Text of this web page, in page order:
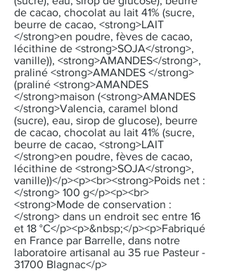
de cacao, chocolat au lait 41% (sucre,
beurre de cacao, <strong>LAIT
</strong>en poudre, fèves de cacao,
lécithine de <strong>SOJA</strong>,
vanille)), <strong>AMANDES</strong>,
praliné <strong>AMANDES </strong>
(praliné <strong>AMANDES
</strong>maison (<strong>AMANDES
</strong>Valencia, caramel blond
(sucre), eau, sirop de glucose), beurre
de cacao, chocolat au lait 41% (sucre,
beurre de cacao, <strong>LAIT
</strong>en poudre, fèves de cacao,
lécithine de <strong>SOJA</strong>,
vanille))</p><p><br><strong>Poids net :
</strong> 100 g</p><p><br>
<strong>Mode de conservation :
</strong> dans un endroit sec entre 16
et 18 °C</p><p>&nbsp;</p><p>Fabriqué
en France par Barrelle, dans notre
laboratoire artisanal au 35 rue Pasteur -
31700 Blagnac</p>